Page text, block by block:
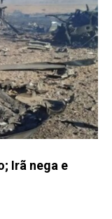
Irã nega e